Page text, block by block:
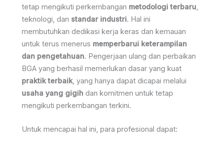
tetap mengikuti perkembangan metodologi terbaru,
teknologi, dan standar industri. Hal ini
membutuhkan dedikasi kerja keras dan kemauan
untuk terus menerus memperbarui keterampilan
dan pengetahuan. Pengerjaan ulang dan perbaikan
BGA yang berhasil memerlukan dasar yang kuat
praktik terbaik, yang hanya dapat dicapai melalui
usaha yang gigih dan komitmen untuk tetap
mengikuti perkembangan terkini.
Untuk mencapai hal ini, para profesional dapat: